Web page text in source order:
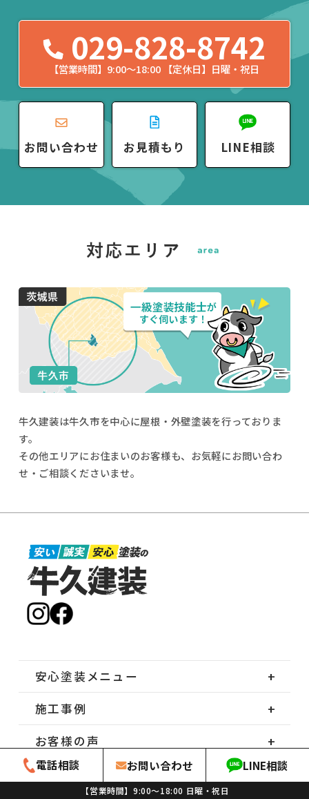
電話相談 お問い合わせ LINE相談
【営業時間】9:00〜18:00 日曜・祝日
029-828-8742
【営業時間】9:00〜18:00 【定休日】日曜・祝日
お問い合わせ お見積もり LINE相談
牛久建装は牛久市を中心に屋根・外壁塗装を行っておりま
す。
その他エリアにお住まいのお客様も、お気軽にお問い合わ
せ・ご相談くださいませ。
安心塗装メニュー
施工事例
お客様の声
会社案内